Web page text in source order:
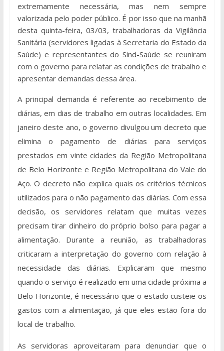
extremamente necessária, mas nem sempre
valorizada pelo poder público. É por isso que na manhã
desta quinta-feira, 03/03, trabalhadoras da Vigilância
Sanitária (servidores ligadas à Secretaria do Estado da
Saúde) e representantes do Sind-Saúde se reuniram
com o governo para relatar as condições de trabalho e
apresentar demandas dessa área.
A principal demanda é referente ao recebimento de
diárias, em dias de trabalho em outras localidades. Em
janeiro deste ano, o governo divulgou um decreto que
elimina o pagamento de diárias para serviços
prestados em vinte cidades da Região Metropolitana
de Belo Horizonte e Região Metropolitana do Vale do
Aço. O decreto não explica quais os critérios técnicos
utilizados para o não pagamento das diárias. Com essa
decisão, os servidores relatam que muitas vezes
precisam tirar dinheiro do próprio bolso para pagar a
alimentação. Durante a reunião, as trabalhadoras
criticaram a interpretação do governo com relação à
necessidade das diárias. Explicaram que mesmo
quando o serviço é realizado em uma cidade próxima a
Belo Horizonte, é necessário que o estado custeie os
gastos com a alimentação, já que eles estão fora do
local de trabalho.
As servidoras aproveitaram para denunciar que o